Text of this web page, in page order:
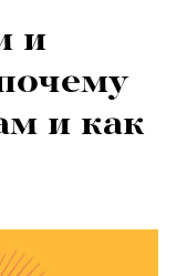
и
и как